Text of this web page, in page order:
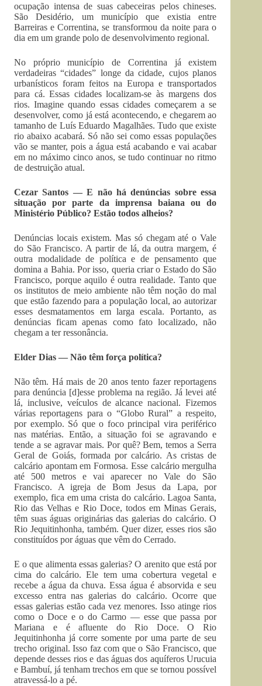
ocupação intensa de suas cabeceiras pelos chineses.
São Desidério, um município que existia entre
Barreiras e Correntina, se transformou da noite para o
dia em um grande polo de desenvolvimento regional.
No próprio município de Cor­rentina já existem
verdadeiras “cidades” longe da cidade, cujos planos
urbanísticos foram feitos na Europa e transportados
para cá. Essas cidades localizam-se às margens dos
rios. Imagine quando essas cidades começarem a se
desenvolver, como já está acontecendo, e chegarem ao
tamanho de Luís Eduardo Magalhães. Tudo que existe
rio abaixo acabará. Só não sei como essas populações
vão se manter, pois a água está acabando e vai acabar
em no máximo cinco anos, se tudo continuar no ritmo
de destruição atual.
Cezar Santos — E não há denúncias sobre essa
situação por parte da imprensa baiana ou do
Ministério Público? Estão todos alheios?
Denúncias locais existem. Mas só chegam até o Vale
do São Francisco. A partir de lá, da outra margem, é
outra modalidade de política e de pensamento que
domina a Bahia. Por isso, queria criar o Estado do São
Francisco, porque aquilo é outra realidade. Tanto que
os institutos de meio ambiente não têm noção do mal
que estão fazendo para a população local, ao autorizar
esses desmatamentos em larga escala. Portanto, as
denúncias ficam apenas como fato localizado, não
chegam a ter ressonância.
Elder Dias — Não têm força política?
Não têm. Há mais de 20 anos tento fazer reportagens
para denúncia [d]esse problema na região. Já levei até
lá, inclusive, veículos de alcance nacional. Fizemos
várias reportagens para o “Globo Rural” a respeito,
por exemplo. Só que o foco principal vira periférico
nas matérias. Então, a situação foi se agravando e
tende a se agravar mais. Por quê? Bem, temos a Serra
Geral de Goiás, formada por calcário. As cristas de
calcário apontam em Formosa. Esse calcário mergulha
até 500 metros e vai aparecer no Vale do São
Francisco. A igreja de Bom Jesus da Lapa, por
exemplo, fica em uma crista do calcário. Lagoa Santa,
Rio das Velhas e Rio Doce, todos em Minas Gerais,
têm suas águas originárias das galerias do calcário. O
Rio Jequitinhonha, também. Quer dizer, esses rios são
constituídos por águas que vêm do Cerrado.
E o que alimenta essas galerias? O arenito que está por
cima do calcário. Ele tem uma cobertura vegetal e
recebe a água da chuva. Essa água é absorvida e seu
excesso entra nas galerias do calcário. Ocorre que
essas galerias estão cada vez menores. Isso atinge rios
como o Doce e o do Carmo — esse que passa por
Mariana e é afluente do Rio Doce. O Rio
Jequitinhonha já corre somente por uma parte de seu
trecho original. Isso faz com que o São Francisco, que
depende desses rios e das águas dos aquíferos Urucuia
e Bambuí, já tenham trechos em que se tornou possível
atravessá-lo a pé.